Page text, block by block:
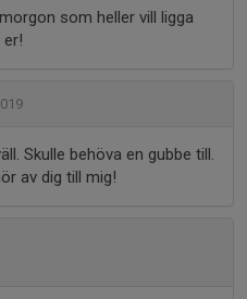
som heller vill ligga
Skulle behöva en gubbe till.
av dig till mig!